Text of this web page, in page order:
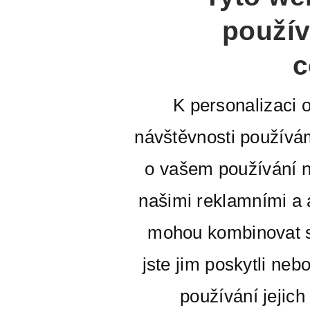
K personalizaci
návštěvnosti
o vašem používání
našimi reklamními a
mohou kombinovat
jste jim poskytli
používání